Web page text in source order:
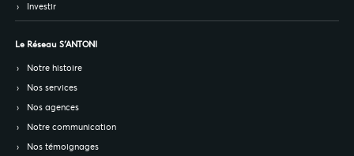
Investir
Le Réseau S’ANTONI
Notre histoire
Nos services
Nos agences
Notre communication
Nos témoignages